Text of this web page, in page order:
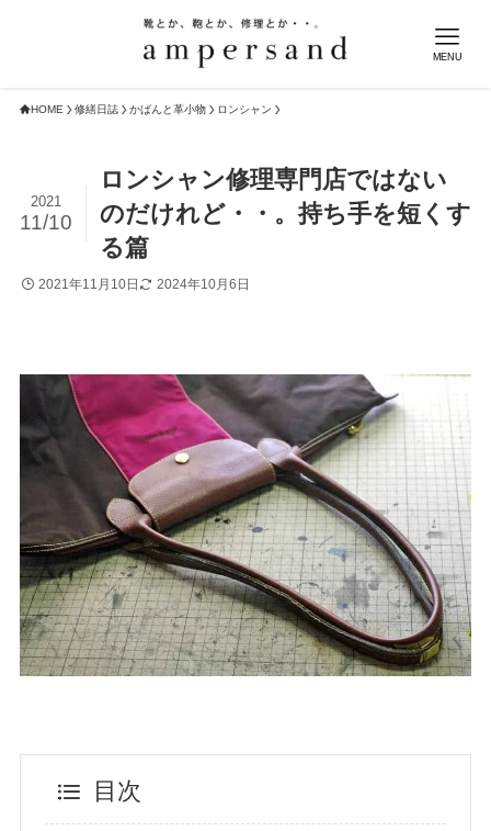
MENU
HOME 修繕日誌 かばんと革小物 ロンシャン
ロンシャン修理専門店ではない
のだけれど・・。持ち手を短くす
る篇
2021
11/10
2021年11月10日 2024年10月6日
目次